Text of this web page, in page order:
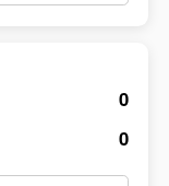
0
0